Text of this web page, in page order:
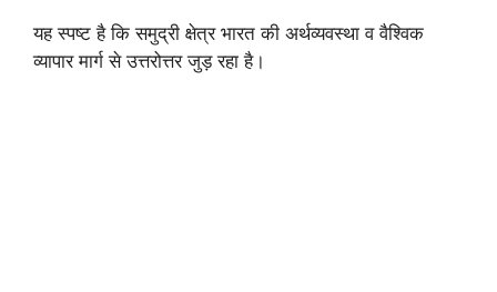
यह स्पष्ट है कि समुद्री क्षेत्र भारत की अर्थव्यवस्था व वैश्विक
व्यापार मार्ग से उत्तरोत्तर जुड़ रहा है।